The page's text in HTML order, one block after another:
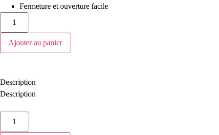
Fermeture et ouverture facile
Ajouter au panier
Description
Description